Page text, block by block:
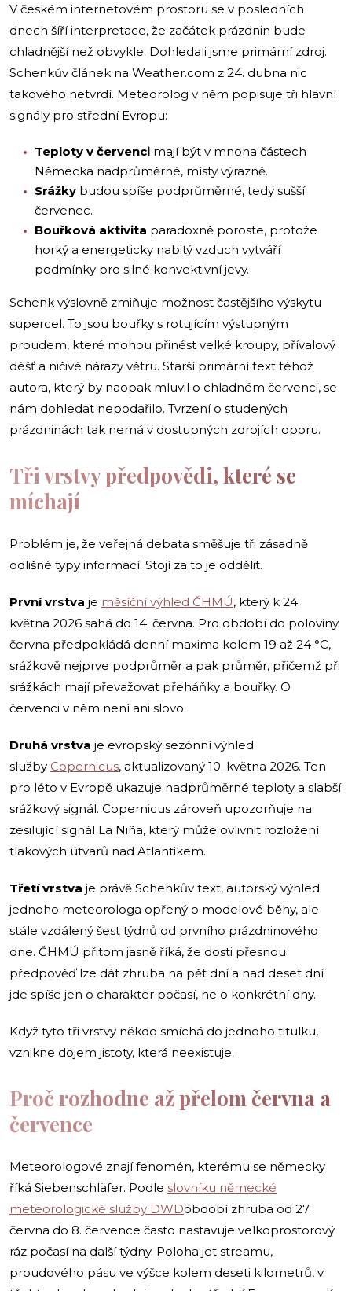
V českém internetovém prostoru se v posledních
dnech šíří interpretace, že začátek prázdnin bude
chladnější než obvykle. Dohledali jsme primární zdroj.
Schenkův článek na Weather.com z 24. dubna nic
takového netvrdí. Meteorolog v něm popisuje tři hlavní
signály pro střední Evropu:
Teploty v červenci mají být v mnoha částech
Německa nadprůměrné, místy výrazně.
Srážky budou spíše podprůměrné, tedy sušší
červenec.
Bouřková aktivita paradoxně poroste, protože
horký a energeticky nabitý vzduch vytváří
podmínky pro silné konvektivní jevy.
Schenk výslovně zmiňuje možnost častějšího výskytu
supercel. To jsou bouřky s rotujícím výstupným
proudem, které mohou přinést velké kroupy, přívalový
déšť a ničivé nárazy větru. Starší primární text téhož
autora, který by naopak mluvil o chladném červenci, se
nám dohledat nepodařilo. Tvrzení o studených
prázdninách tak nemá v dostupných zdrojích oporu.
Tři vrstvy předpovědi, které se
míchají
Problém je, že veřejná debata směšuje tři zásadně
odlišné typy informací. Stojí za to je oddělit.
První vrstva je měsíční výhled ČHMÚ, který k 24.
května 2026 sahá do 14. června. Pro období do poloviny
června předpokládá denní maxima kolem 19 až 24 °C,
srážkově nejprve podprůměr a pak průměr, přičemž při
srážkách mají převažovat přeháňky a bouřky. O
červenci v něm není ani slovo.
Druhá vrstva je evropský sezónní výhled
služby Copernicus, aktualizovaný 10. května 2026. Ten
pro léto v Evropě ukazuje nadprůměrné teploty a slabší
srážkový signál. Copernicus zároveň upozorňuje na
zesilující signál La Niña, který může ovlivnit rozložení
tlakových útvarů nad Atlantikem.
Třetí vrstva je právě Schenkův text, autorský výhled
jednoho meteorologa opřený o modelové běhy, ale
stále vzdálený šest týdnů od prvního prázdninového
dne. ČHMÚ přitom jasně říká, že dosti přesnou
předpověď lze dát zhruba na pět dní a nad deset dní
jde spíše jen o charakter počasí, ne o konkrétní dny.
Když tyto tři vrstvy někdo smíchá do jednoho titulku,
vznikne dojem jistoty, která neexistuje.
Proč rozhodne až přelom června a
července
Meteorologové znají fenomén, kterému se německy
říká Siebenschläfer. Podle slovníku německé
meteorologické služby DWDobdobí zhruba od 27.
června do 8. července často nastavuje velkoprostorový
ráz počasí na další týdny. Poloha jet streamu,
proudového pásu ve výšce kolem deseti kilometrů, v